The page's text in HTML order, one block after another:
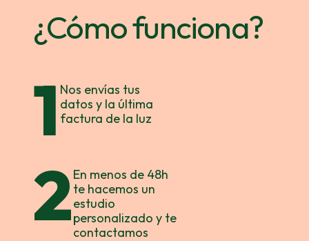
¿Cómo funciona?
1 Nos envías tus
datos y la última
factura de la luz
2En menos de 48h
te hacemos un
estudio
personalizado y te
contactamos